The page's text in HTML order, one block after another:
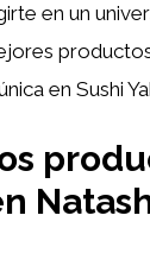
en un
en Sushi